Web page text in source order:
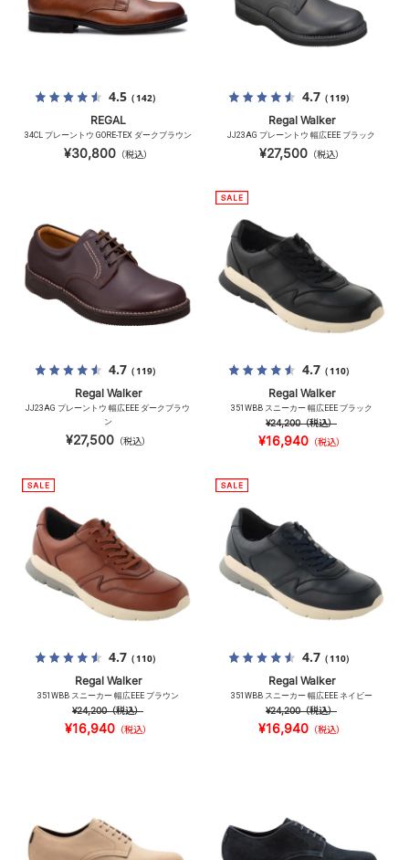
4.5（142）
REGAL
34CL プレーントウ GORE-TEX ダークブラウン
¥30,800（税込）
4.7（119）
Regal Walker
JJ23AG プレーントウ 幅広EEE ブラック
¥27,500（税込）
4.7（119）
Regal Walker
JJ23AG プレーントウ 幅広EEE ダークブラウ
ン
¥27,500（税込）
4.7（110）
Regal Walker
351WBB スニーカー 幅広EEE ブラック
¥24,200（税込）
¥16,940（税込）
4.7（110）
Regal Walker
351WBB スニーカー 幅広EEE ブラウン
¥24,200（税込）
¥16,940（税込）
4.7（110）
Regal Walker
351WBB スニーカー 幅広EEE ネイビー
¥24,200（税込）
¥16,940（税込）